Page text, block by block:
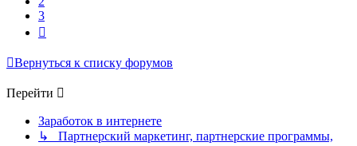
3
Вернуться к списку форумов
Перейти
Заработок в интернете
↳ Партнерский маркетинг, партнерские программы,